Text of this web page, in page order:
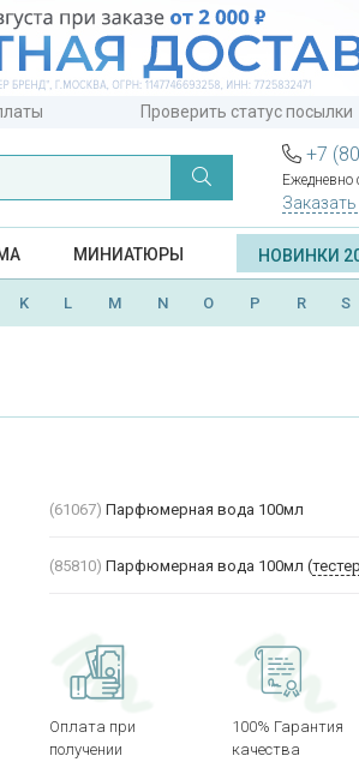
Проверить статус посылки
+7
Ежедневно
МИНИАТЮРЫ НОВИНКИ
K L M N O P R S
(61067) Парфюмерная вода 100мл
(85810) Парфюмерная вода 100мл (
Оплата при
получении
100% Гарантия
качества